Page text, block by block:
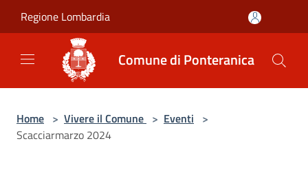
Regione Lombardia
Comune di Ponteranica
Home > Vivere il Comune > Eventi >
Scacciarmarzo 2024